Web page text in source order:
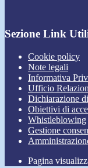
Sezione Link
Cookie policy
Note legali
Informativa
Ufficio
Dichiarazione
Obiettivi di
Whistleblowing
Gestione
Pagina